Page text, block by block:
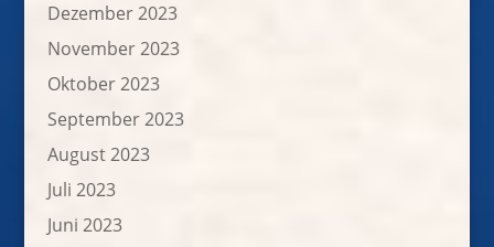
Dezember 2023
November 2023
Oktober 2023
September 2023
August 2023
Juli 2023
Juni 2023